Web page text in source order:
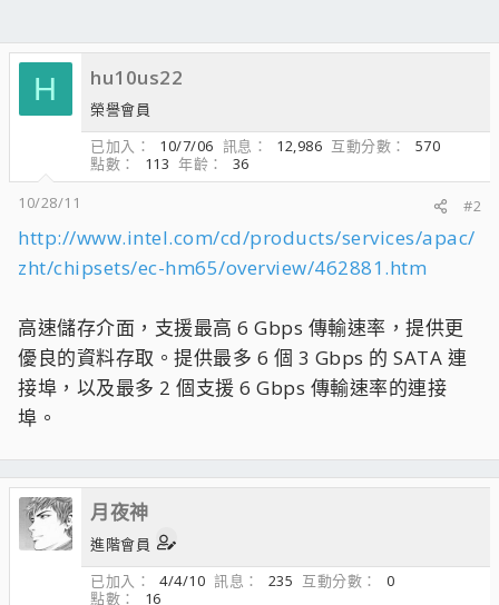
H hu10us22
榮譽會員
已加入
10/7/06 訊息 12,986 互動分數
570
點數
113 年齡
36
10/28/11
#2
http://www.intel.com/cd/products/services/apac/
zht/chipsets/ec-hm65/overview/462881.htm
高速儲存介面，支援最高 6 Gbps 傳輸速率，提供更
優良的資料存取。提供最多 6 個 3 Gbps 的 SATA 連
接埠，以及最多 2 個支援 6 Gbps 傳輸速率的連接
埠。
月夜神
進階會員
已加入
4/4/10 訊息 235 互動分數
0
點數
16